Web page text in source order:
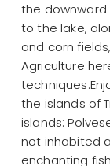
the downward
to the lake,
and corn
Agriculture
the islands of
islands:
not inhabited
enchanting